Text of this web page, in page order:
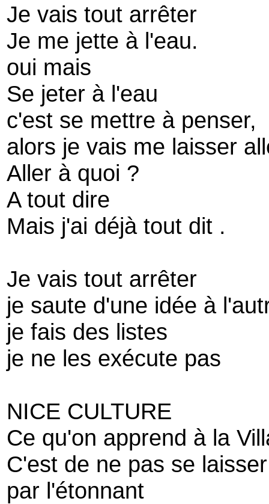
Je vais tout arrêter
Je me jette à l'eau.
oui mais
Se jeter à l'eau
c'est se mettre à penser,
alors je vais me laisser
Aller à quoi ?
A tout dire
Mais j'ai déjà tout dit .
Je vais tout arrêter
je saute d'une idée à
je fais des listes
je ne les exécute pas
NICE CULTURE
Ce qu'on apprend à la
C'est de ne pas se
par l'étonnant